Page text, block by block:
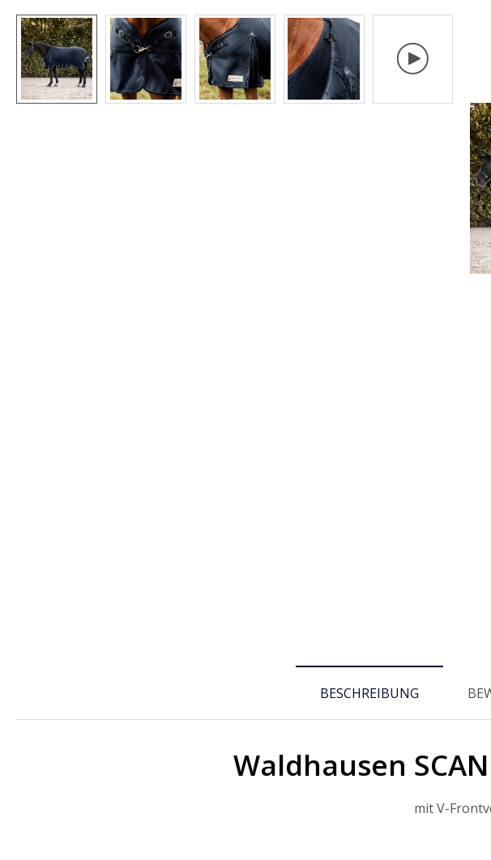
einverstanden, dass
Ihre Daten an Vimeo
übermittelt werden und
das Sie die
Datenschutzbestimmun
gen
BESCHREIBUNG
Waldhausen
mit V-